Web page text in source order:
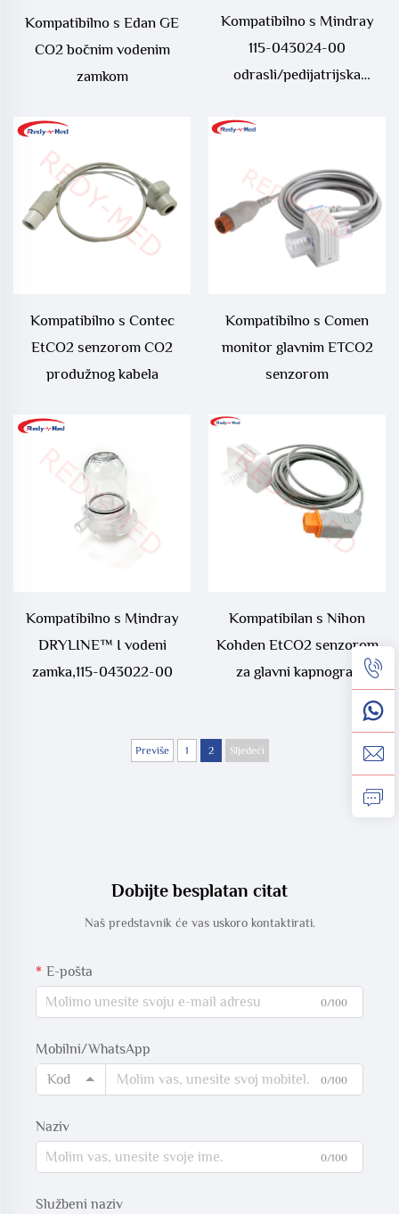
Kompatibilno s Edan GE
CO2 bočnim vodenim
zamkom
Kompatibilno s Mindray
115-043024-00
odrasli/pedijatrijska
Kompatibilno s Contec
EtCO2 senzorom CO2
produžnog kabela
Kompatibilno s Comen
monitor glavnim ETCO2
senzorom
Kompatibilno s Mindray
DRYLINE™ I vodeni
zamka,115-043022-00
Kompatibilan s Nihon
Kohden EtCO2 senzorom
za glavni kapnograf
Previše 1 2 Sljedeći
Dobijte besplatan citat
Naš predstavnik će vas uskoro kontaktirati.
E-pošta
0/100
Mobilni/WhatsApp
Kod
0/100
Naziv
0/100
Službeni naziv